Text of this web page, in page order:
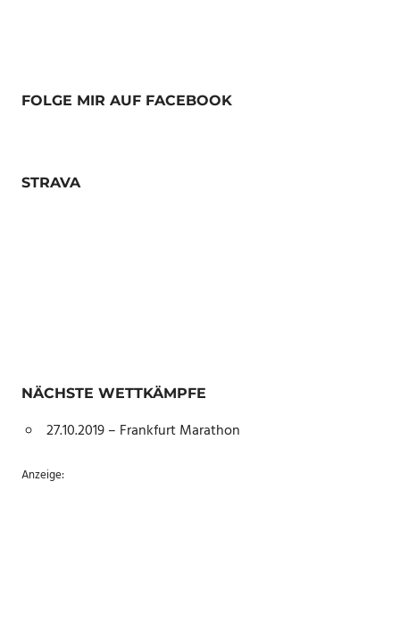
FOLGE MIR AUF FACEBOOK
STRAVA
NÄCHSTE WETTKÄMPFE
27.10.2019 – Frankfurt Marathon
Anzeige: